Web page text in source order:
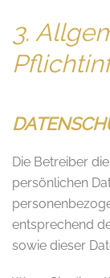
3.
Die Betreiber
persönlichen
entsprechend
sowie dieser